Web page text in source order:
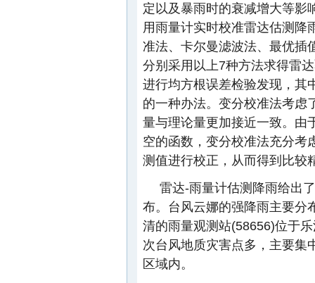
定以及暴雨时的衰减增大等影
用雨量计实时校准雷达估测降
准法、卡尔曼滤波法、最优插
分别采用以上7种方法求得雷
进行均方根误差检验发现，其
的一种办法。变分校准法考虑
量与理论量更加接近一致。由
空的函数，变分校准法充分考
测值进行校正，从而得到比较
雷达-雨量计估测降雨给出
布。台风云娜的强降雨主要分
清的雨量观测站(58656)位于
次台风地质灾害点多，主要集
区域内。